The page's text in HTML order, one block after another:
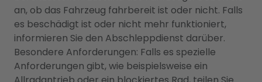
an, ob das Fahrzeug fahrbereit ist oder nicht. Falls
es beschädigt ist oder nicht mehr funktioniert,
informieren Sie den Abschleppdienst darüber.
Besondere Anforderungen: Falls es spezielle
Anforderungen gibt, wie beispielsweise ein